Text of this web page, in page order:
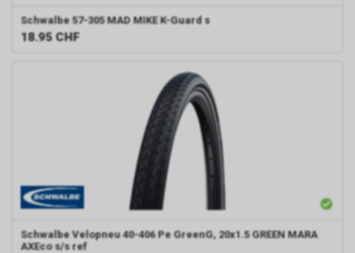
Schwalbe 57-305 MAD MIKE K-Guard s
18.95 CHF
Schwalbe Velopneu 40-406 Pe GreenG, 20x1.5 GREEN MARA
AXEco s/s ref